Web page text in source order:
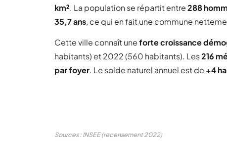
km². La population se répartit entre288
35,7 ans, ce qui en fait une commune
Cette ville connaît uneforte croissance
habitants) et 2022 (560 habitants). Les216
par foyer. Le solde naturel annuel est de +4
Sources : INSEE (recensement 2022)